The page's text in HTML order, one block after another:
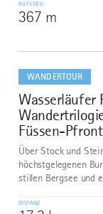
AUFSTIEG
367 m
WANDERTOUR
10
Wasserläufer
Füssen-
Über Stock und
höchstgelegenen
stillen Bergsee und
DISTANZ
dazu